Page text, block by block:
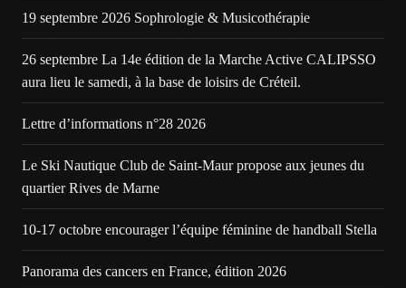
19 septembre 2026 Sophrologie & Musicothérapie
26 septembre La 14e édition de la Marche Active CALIPSSO
aura lieu le samedi, à la base de loisirs de Créteil.
Lettre d’informations n°28 2026
Le Ski Nautique Club de Saint-Maur propose aux jeunes du
quartier Rives de Marne
10-17 octobre encourager l’équipe féminine de handball Stella
Panorama des cancers en France, édition 2026